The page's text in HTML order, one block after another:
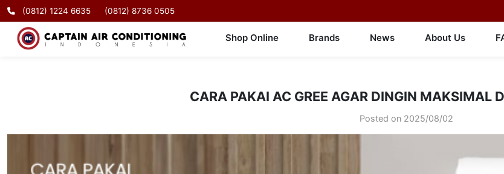
(0812) 1224 6635 (0812) 8736 0505
Shop Online Brands News About Us
CARA PAKAI AC GREE AGAR DINGIN MAKSIMAL
Posted on 2025/08/02